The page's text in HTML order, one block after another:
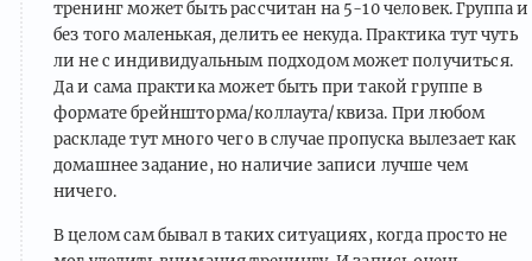
тренинг может быть рассчитан на 5-10 человек. Группа и
без того маленькая, делить ее некуда. Практика тут чуть
ли не с индивидуальным подходом может получиться.
Да и сама практика может быть при такой группе в
формате брейншторма/коллаута/квиза. При любом
раскладе тут много чего в случае пропуска вылезает как
домашнее задание, но наличие записи лучше чем
ничего.
В целом сам бывал в таких ситуациях, когда просто не